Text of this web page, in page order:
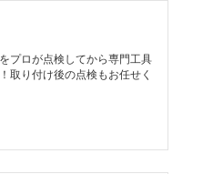
プロが点検してから専門工具
取り付け後の点検もお任せく